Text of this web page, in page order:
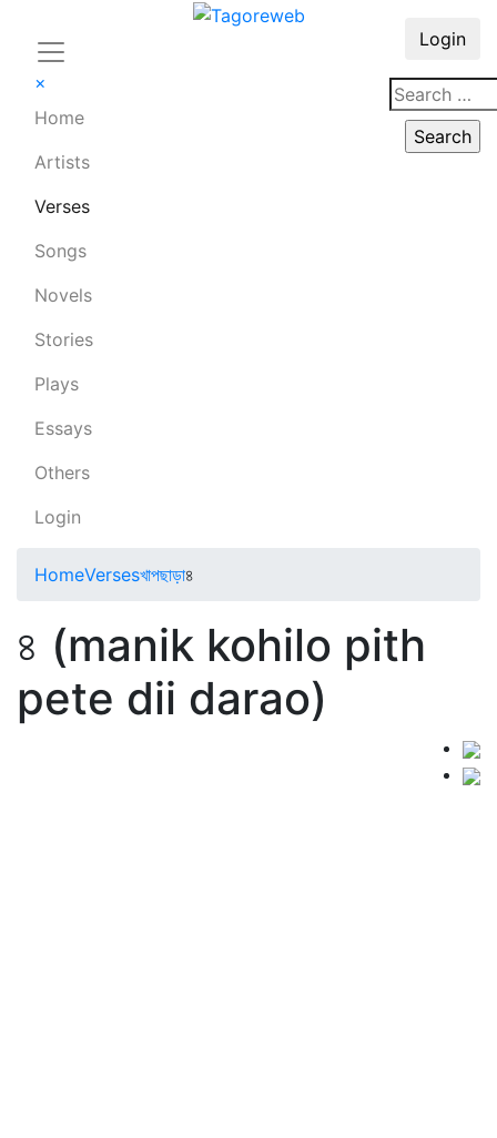
×
Home
Artists
Verses
Songs
Novels
Stories
Plays
Essays
Others
Login
Login
HomeVersesখাপছাড়া৪
৪ (manik kohilo pith
pete dii darao)